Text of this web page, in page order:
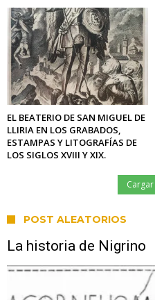
EL BEATERIO DE SAN MIGUEL DE
LLIRIA EN LOS GRABADOS,
ESTAMPAS Y LITOGRAFÍAS DE
LOS SIGLOS XVIII Y XIX.
POST ALEATORIOS
La historia de Nigrino